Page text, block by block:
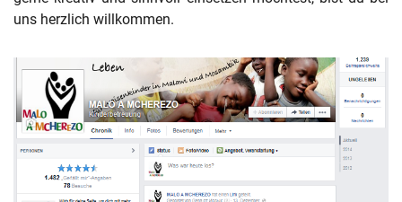
uns herzlich willkommen.